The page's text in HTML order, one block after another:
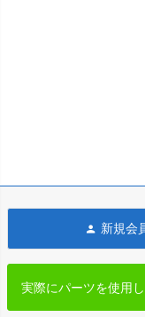
新規会
実際にパーツを使用